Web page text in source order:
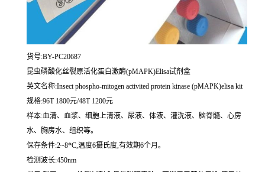
货号:BY-PC20687
昆虫磷酸化丝裂原活化蛋白激酶(pMAPK)Elisa试剂盒
英文名称:Insect phospho-mitogen activited protein kinase (pMAPK)elisa kit
规格:96T 1800元/48T 1200元
样本:血清、血浆、细胞上清液、尿液、体液、灌洗液、脑脊髓、心房
水、胸房水、组织等。
保存条件:2~8*C,温度6摄氏度,有效期6个月。
检测波长:450nm